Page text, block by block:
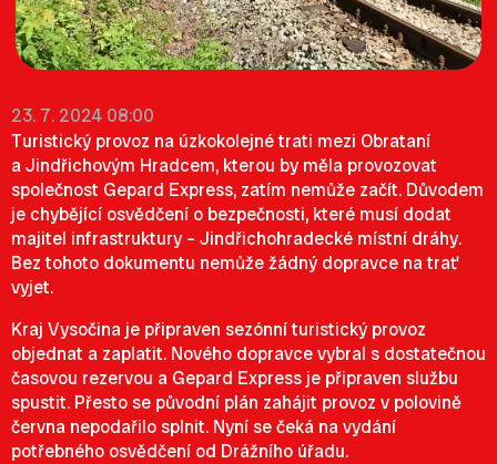
23. 7. 2024 08:00
Turistický provoz na úzkokolejné trati mezi Obrataní
a Jindřichovým Hradcem, kterou by měla provozovat
společnost Gepard Express, zatím nemůže začít. Důvodem
je chybějící osvědčení o bezpečnosti, které musí dodat
majitel infrastruktury – Jindřichohradecké místní dráhy.
Bez tohoto dokumentu nemůže žádný dopravce na trať
vyjet.
Kraj Vysočina je připraven sezónní turistický provoz
objednat a zaplatit. Nového dopravce vybral s dostatečnou
časovou rezervou a Gepard Express je připraven službu
spustit. Přesto se původní plán zahájit provoz v polovině
června nepodařilo splnit. Nyní se čeká na vydání
potřebného osvědčení od Drážního úřadu.